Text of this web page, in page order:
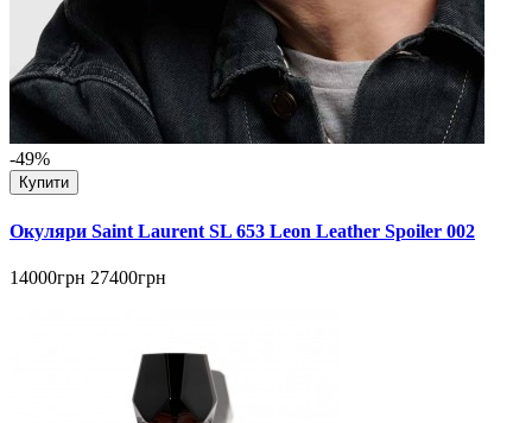
-49%
Купити
Окуляри Saint Laurent SL 653 Leon Leather Spoiler 002
14000грн 27400грн